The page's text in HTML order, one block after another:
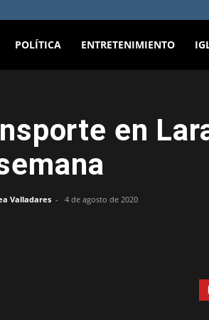
POLÍTICA ENTRETENIMIENTO
en
Valladares - 4 de agosto de 2020